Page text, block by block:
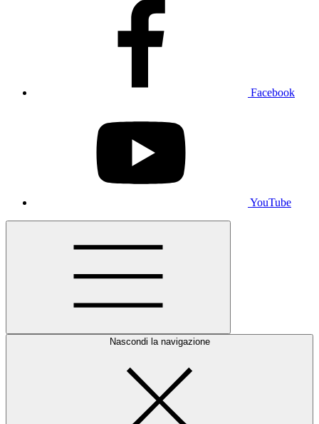
Facebook
YouTube
Nascondi la navigazione